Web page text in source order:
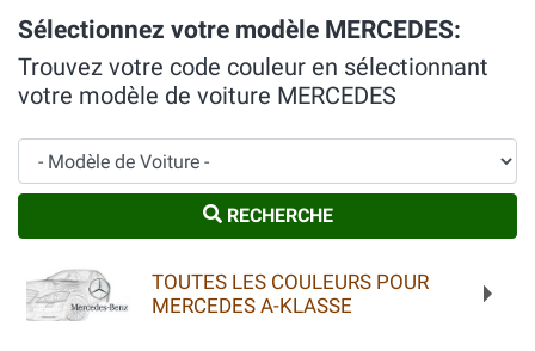
Sélectionnez votre modèle MERCEDES:
Trouvez votre code couleur en sélectionnant
votre modèle de voiture MERCEDES
Modèle de Voiture
RECHERCHE
TOUTES LES COULEURS POUR
MERCEDES A-KLASSE